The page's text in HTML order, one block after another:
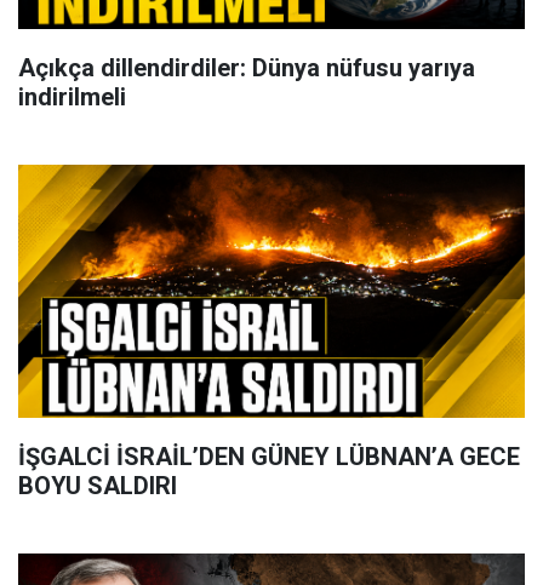
Açıkça dillendirdiler: Dünya nüfusu yarıya
indirilmeli
İŞGALCİ İSRAİL’DEN GÜNEY LÜBNAN’A GECE
BOYU SALDIRI